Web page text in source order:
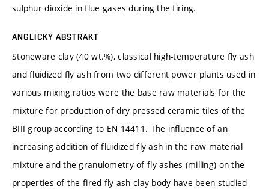
sulphur dioxide in flue gases during the firing.
ANGLICKÝ ABSTRAKT
Stoneware clay (40 wt.%), classical high-temperature fly ash
and fluidized fly ash from two different power plants used in
various mixing ratios were the base raw materials for the
mixture for production of dry pressed ceramic tiles of the
BIII group according to EN 14411. The influence of an
increasing addition of fluidized fly ash in the raw material
mixture and the granulometry of fly ashes (milling) on the
properties of the fired fly ash-clay body have been studied